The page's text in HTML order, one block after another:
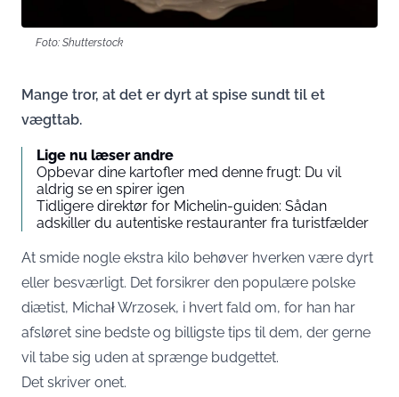
Foto: Shutterstock
Mange tror, at det er dyrt at spise sundt til et
vægttab.
Lige nu læser andre
Opbevar dine kartofler med denne frugt: Du vil
aldrig se en spirer igen
Tidligere direktør for Michelin-guiden: Sådan
adskiller du autentiske restauranter fra turistfælder
At smide nogle ekstra kilo behøver hverken være dyrt
eller besværligt. Det forsikrer den populære polske
diætist, Michał Wrzosek, i hvert fald om, for han har
afsløret sine bedste og billigste tips til dem, der gerne
vil tabe sig uden at sprænge budgettet.
Det skriver onet.